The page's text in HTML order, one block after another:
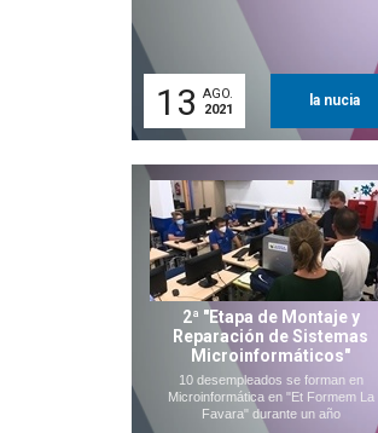
13 AGO.
2021
la nucia
2ª "Etapa de Montaje y
Reparación de Sistemas
Microinformáticos"
10 desempleados se forman en
Microinformática en "Et Formem La
Favara" durante un año